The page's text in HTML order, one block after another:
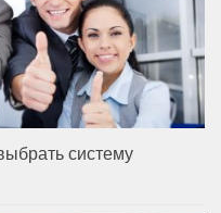
систему